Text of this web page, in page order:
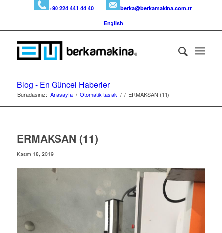
+90 224 441 44 40
berka@berkamakina.com.tr
English
Blog - En Güncel Haberler
Buradasınız: Anasayfa / Otomatik taslak / / ERMAKSAN (11)
ERMAKSAN (11)
Kasım 18, 2019